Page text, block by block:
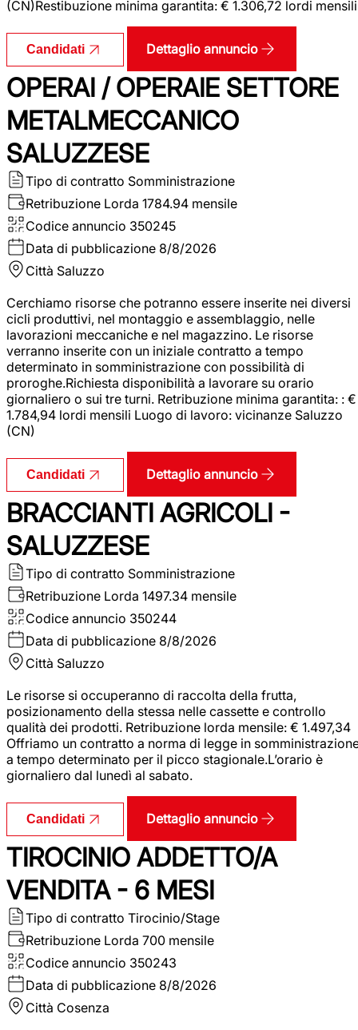
(CN)Restibuzione minima garantita: € 1.306,72 lordi mensili
Candidati Dettaglio annuncio
OPERAI / OPERAIE SETTORE
METALMECCANICO
SALUZZESE
Tipo di contratto Somministrazione
Retribuzione Lorda 1784.94 mensile
Codice annuncio 350245
Data di pubblicazione 8/8/2026
Città Saluzzo
Cerchiamo risorse che potranno essere inserite nei diversi
cicli produttivi, nel montaggio e assemblaggio, nelle
lavorazioni meccaniche e nel magazzino. Le risorse
verranno inserite con un iniziale contratto a tempo
determinato in somministrazione con possibilità di
proroghe.Richiesta disponibilità a lavorare su orario
giornaliero o sui tre turni. Retribuzione minima garantita: : €
1.784,94 lordi mensili Luogo di lavoro: vicinanze Saluzzo
(CN)
Candidati Dettaglio annuncio
BRACCIANTI AGRICOLI -
SALUZZESE
Tipo di contratto Somministrazione
Retribuzione Lorda 1497.34 mensile
Codice annuncio 350244
Data di pubblicazione 8/8/2026
Città Saluzzo
Le risorse si occuperanno di raccolta della frutta,
posizionamento della stessa nelle cassette e controllo
qualità dei prodotti. Retribuzione lorda mensile: € 1.497,34
Offriamo un contratto a norma di legge in
a tempo determinato per il picco stagionale.L’orario è
giornaliero dal lunedì al sabato.
Candidati Dettaglio annuncio
TIROCINIO ADDETTO/A
VENDITA - 6 MESI
Tipo di contratto Tirocinio/Stage
Retribuzione Lorda 700 mensile
Codice annuncio 350243
Data di pubblicazione 8/8/2026
Città Cosenza